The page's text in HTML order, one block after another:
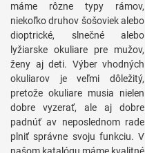
máme rôzne typy rámov,
niekoľko druhov šošoviek alebo
dioptrické, slnečné alebo
lyžiarske okuliare pre mužov,
ženy aj deti. Výber vhodných
okuliarov je veľmi dôležitý,
pretože okuliare musia nielen
dobre vyzerať, ale aj dobre
padnúť av neposlednom rade
plniť správne svoju funkciu. V